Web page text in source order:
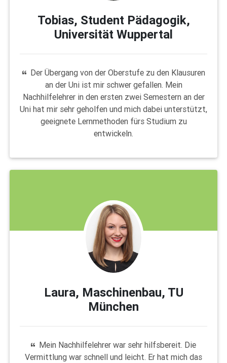
Tobias, Student Pädagogik,
Universität Wuppertal
Der Übergang von der Oberstufe zu den Klausuren
an der Uni ist mir schwer gefallen. Mein
Nachhilfelehrer in den ersten zwei Semestern an der
Uni hat mir sehr geholfen und mich dabei unterstützt,
geeignete Lernmethoden fürs Studium zu
entwickeln.
Laura, Maschinenbau, TU
München
Mein Nachhilfelehrer war sehr hilfsbereit. Die
Vermittlung war schnell und leicht. Er hat mich das